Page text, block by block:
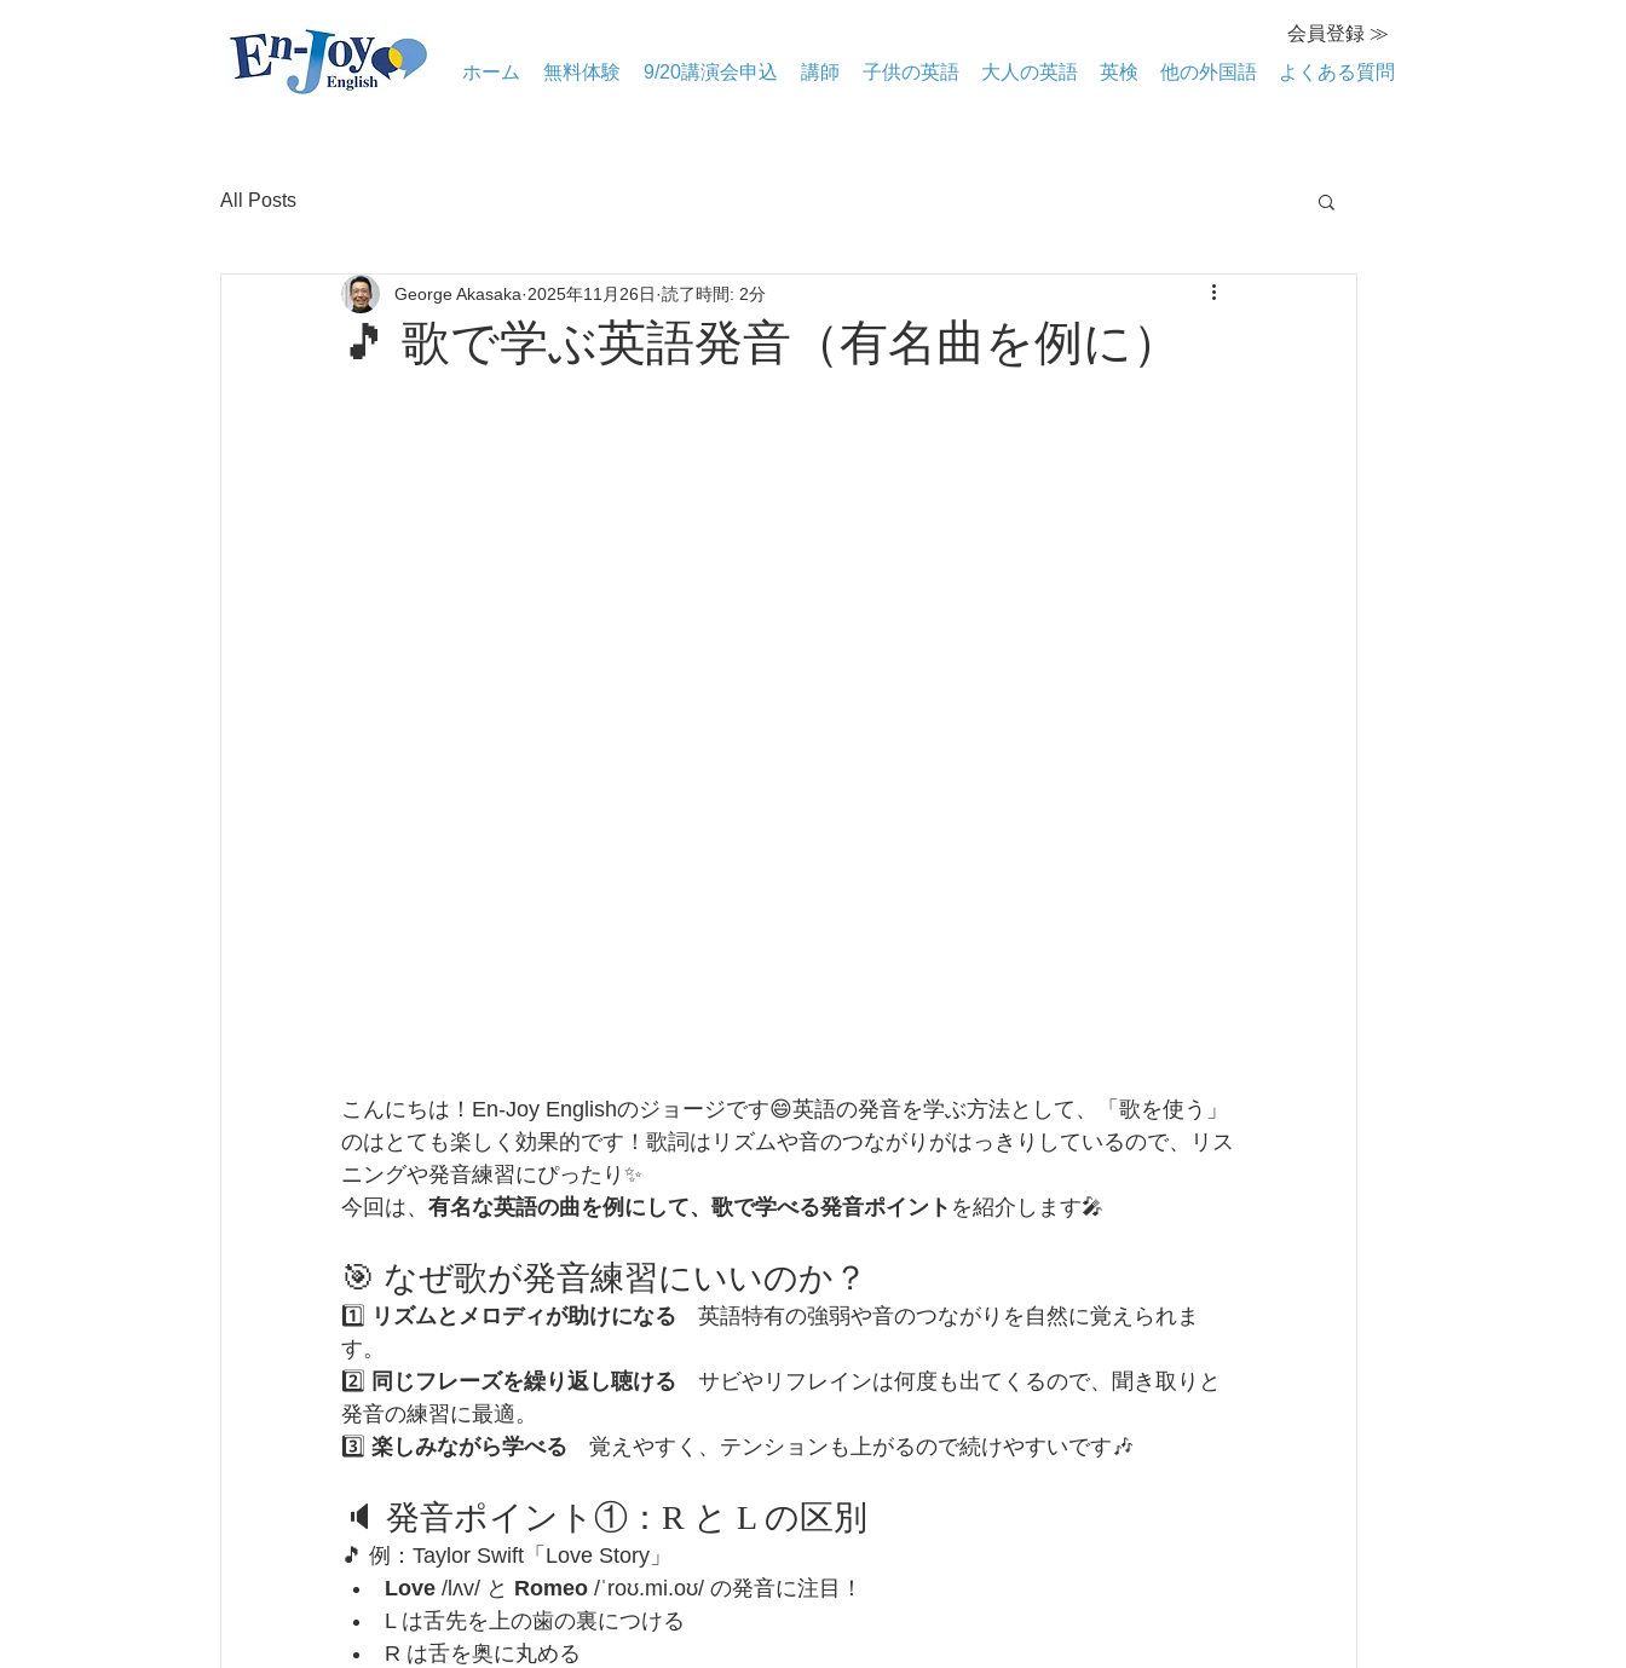
ホーム 無料体験 9/20講演会申込 講師 子供の英語 大人の英語 英検 他の外国語 よくある質問
会員登録 ≫
All Posts
🎵 歌で学ぶ英語発音（有名曲を例に）
George Akasaka 2025年11月26日 読了時間: 2分
こんにちは！En-Joy Englishのジョージです😄英語の発音を学ぶ方法として、「歌を使う」
のはとても楽しく効果的です！歌詞はリズムや音のつながりがはっきりしているので、リス
ニングや発音練習にぴったり✨
今回は、 有名な英語の曲を例にして、歌で学べる発音ポイント を紹介します🎤
🎯 なぜ歌が発音練習にいいのか？
1️⃣ リズムとメロディが助けになる 英語特有の強弱や音のつながりを自然に覚えられま
す。
2️⃣
同じフレーズを繰り返し聴ける サビやリフレインは何度も出てくるので、聞き取りと
発音の練習に最適。
3️⃣ 楽しみながら学べる 覚えやすく、テンションも上がるので続けやすいです🎶
🔈 発音ポイント①：R と L の区別
🎵 例：Taylor Swift「Love Story」
Love /lʌv/ と Romeo /ˈroʊ.mi.oʊ/ の発音に注目！
L は舌先を上の歯の裏につける
R は舌を奥に丸める